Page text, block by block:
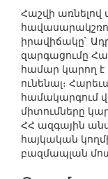
Հաշվի
իրավիճակը`
զարգացումը
համար կարող
ունենալ։
համակարգում
միտումները
ՀՀ ազգային
հայկական
բազմապլան